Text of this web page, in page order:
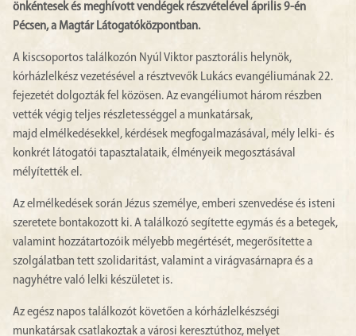
önkéntesek és meghívott vendégek részvételével április 9-én
Pécsen, a Magtár Látogatóközpontban.
A kiscsoportos találkozón Nyúl Viktor pasztorális helynök,
kórházlelkész vezetésével a résztvevők Lukács evangéliumának 22.
fejezetét dolgozták fel közösen. Az evangéliumot három részben
vették végig teljes részletességgel a munkatársak,
majd elmélkedésekkel, kérdések megfogalmazásával, mély lelki- és
konkrét látogatói tapasztalataik, élményeik megosztásával
mélyítették el.
Az elmélkedések során Jézus személye, emberi szenvedése és isteni
szeretete bontakozott ki. A találkozó segítette egymás és a betegek,
valamint hozzátartozóik mélyebb megértését, megerősítette a
szolgálatban tett szolidaritást, valamint a virágvasárnapra és a
nagyhétre való lelki készületet is.
Az egész napos találkozót követően a kórházlelkészségi
munkatársak csatlakoztak a városi keresztúthoz, melyet